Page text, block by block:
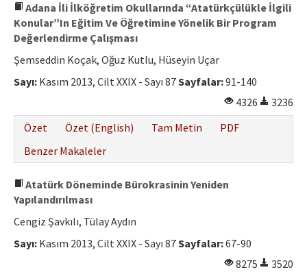
Adana İli İlköğretim Okullarında “Atatürkçülükle İlgili
Konular”In Eğitim Ve Öğretimine Yönelik Bir Program
Değerlendirme Çalışması
Şemseddin Koçak, Oğuz Kutlu, Hüseyin Uçar
Sayı: Kasım 2013, Cilt XXIX - Sayı 87Sayfalar:91-140
4326
3236
Özet
Özet (English) Tam Metin
PDF
Benzer Makaleler
Atatürk Döneminde Bürokrasinin Yeniden
Yapılandırılması
Cengiz Şavkılı, Tülay Aydın
Sayı: Kasım 2013, Cilt XXIX - Sayı 87Sayfalar:67-90
8275
3520